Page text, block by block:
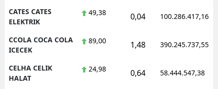
CATES CATES
ELEKTRIK
49,38 0,04 100.286.417,16
CCOLA COCA COLA
ICECEK
89,00 1,48 390.245.737,55
CELHA CELIK
HALAT
24,98 0,64 58.444.547,38